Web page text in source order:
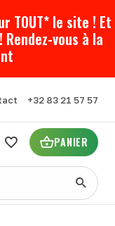
TOUT* le site ! Et
vous à la
+32 83 21 57 57
PANIER